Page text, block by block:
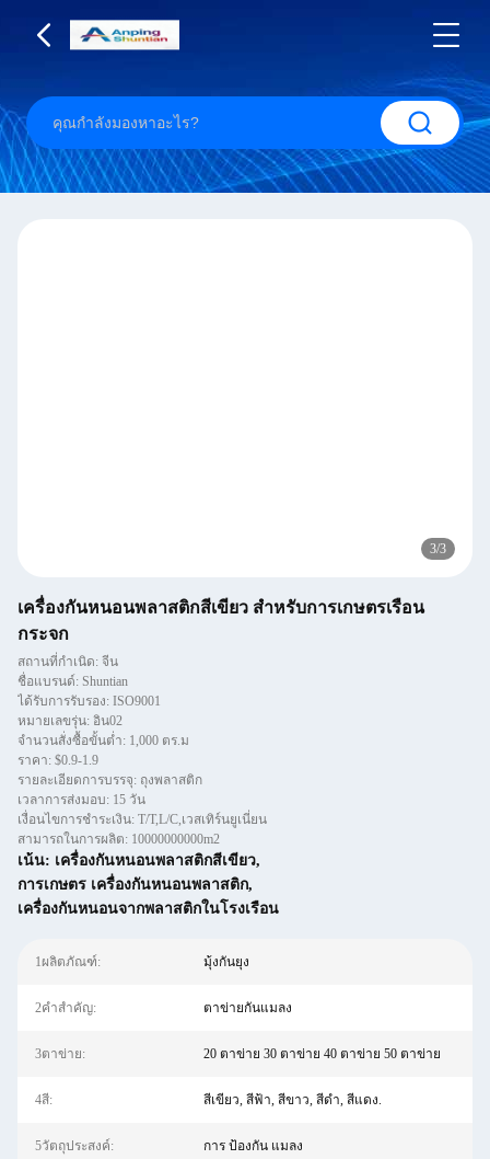
3/3
เครื่องกันหนอนพลาสติกสีเขียว สําหรับการเกษตรเรือน
กระจก
สถานที่กำเนิด: จีน
ชื่อแบรนด์: Shuntian
ได้รับการรับรอง: ISO9001
หมายเลขรุ่น: อิน02
จำนวนสั่งซื้อขั้นต่ำ: 1,000 ตร.ม
ราคา: $0.9-1.9
รายละเอียดการบรรจุ: ถุงพลาสติก
เวลาการส่งมอบ: 15 วัน
เงื่อนไขการชำระเงิน: T/T,L/C,เวสเทิร์นยูเนี่ยน
สามารถในการผลิต: 10000000000m2
เน้น: เครื่องกันหนอนพลาสติกสีเขียว,
การเกษตร เครื่องกันหนอนพลาสติก,
เครื่องกันหนอนจากพลาสติกในโรงเรือน
1ผลิตภัณฑ์: มุ้งกันยุง
2คำสำคัญ: ตาข่ายกันแมลง
3ตาข่าย: 20 ตาข่าย 30 ตาข่าย 40 ตาข่าย 50 ตาข่าย
4สี: สีเขียว, สีฟ้า, สีขาว, สีดำ, สีแดง.
5วัตถุประสงค์: การ ป้องกัน แมลง